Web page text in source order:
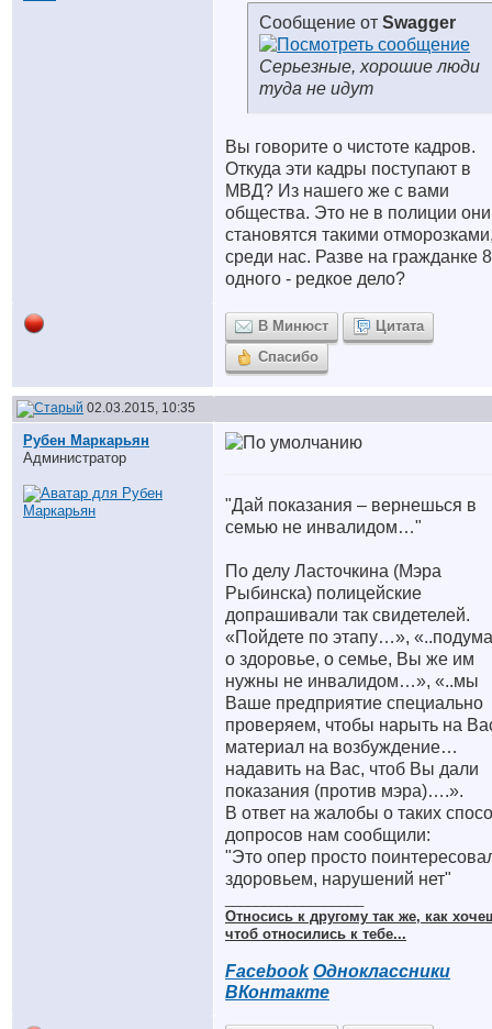
Сообщение от Swagger
Серьезные, хорошие люди
туда не идут
Вы говорите о чистоте кадров.
Откуда эти кадры поступают в
МВД? Из нашего же с вами
общества. Это не в полиции они
становятся такими
среди нас. Разве на гражданке
одного - редкое дело?
В Минюст
Цитата
Спасибо
02.03.2015, 10:35
Рубен Маркарьян
Администратор
"Дай показания – вернешься в
семью не инвалидом…"
По делу Ласточкина (Мэра
Рыбинска) полицейские
допрашивали так свидетелей.
«Пойдете по этапу…»,
о здоровье, о семье, Вы же им
нужны не инвалидом…», «..мы
Ваше предприятие специально
проверяем, чтобы нарыть на
материал на возбуждение…
надавить на Вас, чтоб Вы дали
показания (против мэра)….».
В ответ на жалобы о таких
допросов нам сообщили:
"Это опер просто
здоровьем, нарушений нет"
Относись к другому так же, как
чтоб относились к тебе...
Facebook Одноклассники
ВКонтакте